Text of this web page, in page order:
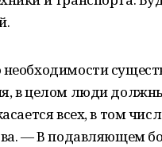
в целом люди
всех, в том
— В подавляющем